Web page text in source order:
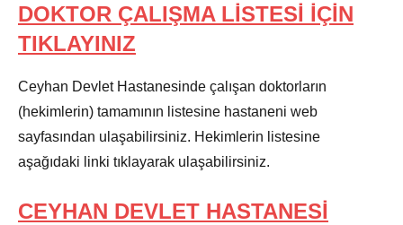
DOKTOR ÇALIŞMA LİSTESİ İÇİN
TIKLAYINIZ
Ceyhan Devlet Hastanesinde çalışan doktorların
(hekimlerin) tamamının listesine hastaneni web
sayfasından ulaşabilirsiniz. Hekimlerin listesine
aşağıdaki linki tıklayarak ulaşabilirsiniz.
CEYHAN DEVLET HASTANESİ